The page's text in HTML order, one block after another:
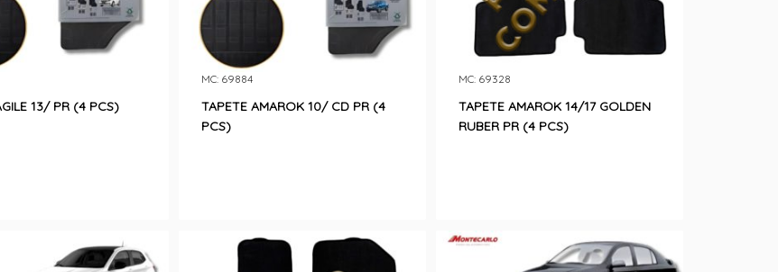
13/ PR (4 PCS)
TAPETE AMAROK 10/ CD PR (4
PCS)
MC: 69884
TAPETE AMAROK 14/17 GOLDEN
RUBER PR (4 PCS)
MC: 69328